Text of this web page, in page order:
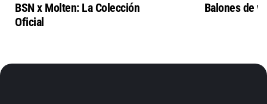
BSN x Molten: La Colección
Oficial
Balones de